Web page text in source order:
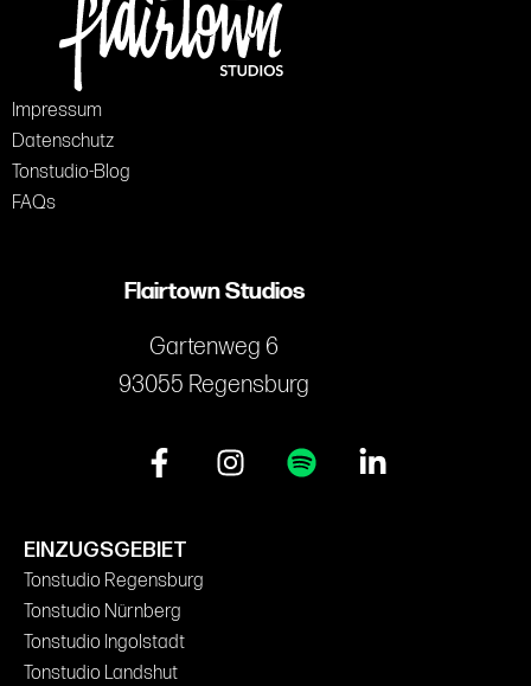
Impressum
Datenschutz
Tonstudio-Blog
FAQs
Flairtown Studios
Gartenweg 6
93055 Regensburg
EINZUGSGEBIET
Tonstudio Regensburg
Tonstudio Nürnberg
Tonstudio Ingolstadt
Tonstudio Landshut